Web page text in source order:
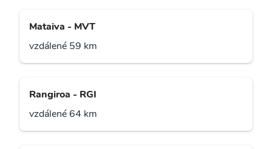
Mataiva - MVT
vzdálené 59 km
Rangiroa - RGI
vzdálené 64 km